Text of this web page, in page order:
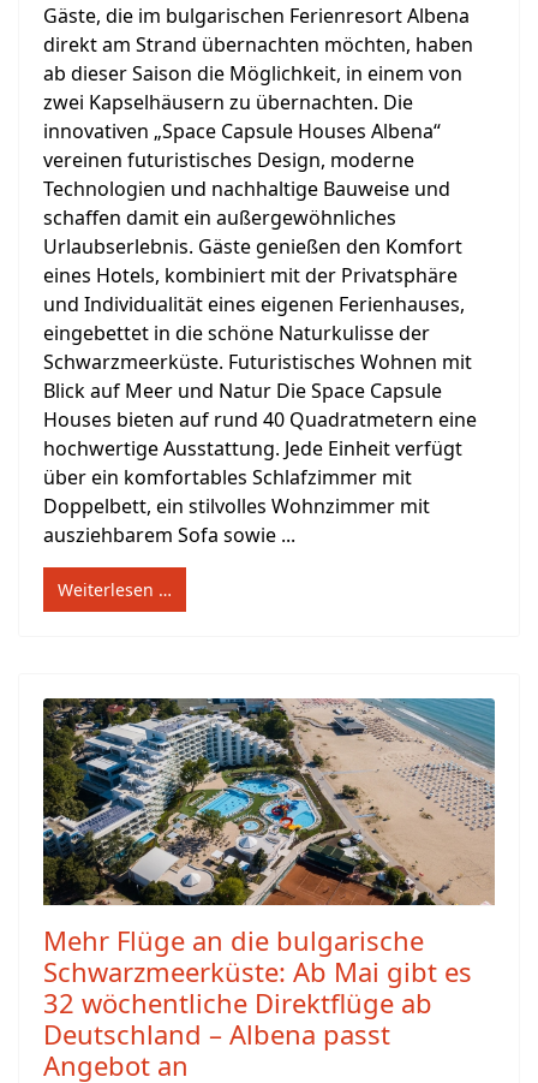
Gäste, die im bulgarischen Ferienresort Albena
direkt am Strand übernachten möchten, haben
ab dieser Saison die Möglichkeit, in einem von
zwei Kapselhäusern zu übernachten. Die
innovativen „Space Capsule Houses Albena“
vereinen futuristisches Design, moderne
Technologien und nachhaltige Bauweise und
schaffen damit ein außergewöhnliches
Urlaubserlebnis. Gäste genießen den Komfort
eines Hotels, kombiniert mit der Privatsphäre
und Individualität eines eigenen Ferienhauses,
eingebettet in die schöne Naturkulisse der
Schwarzmeerküste. Futuristisches Wohnen mit
Blick auf Meer und Natur Die Space Capsule
Houses bieten auf rund 40 Quadratmetern eine
hochwertige Ausstattung. Jede Einheit verfügt
über ein komfortables Schlafzimmer mit
Doppelbett, ein stilvolles Wohnzimmer mit
ausziehbarem Sofa sowie ...
Weiterlesen …
Mehr Flüge an die bulgarische
Schwarzmeerküste: Ab Mai gibt es
32 wöchentliche Direktflüge ab
Deutschland – Albena passt
Angebot an